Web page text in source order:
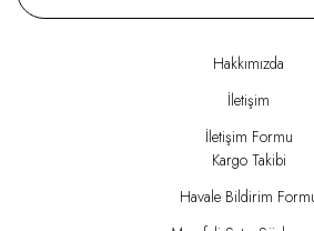
Hakkımızda
İletişim
İletişim Formu
Kargo Takibi
Havale Bildirim